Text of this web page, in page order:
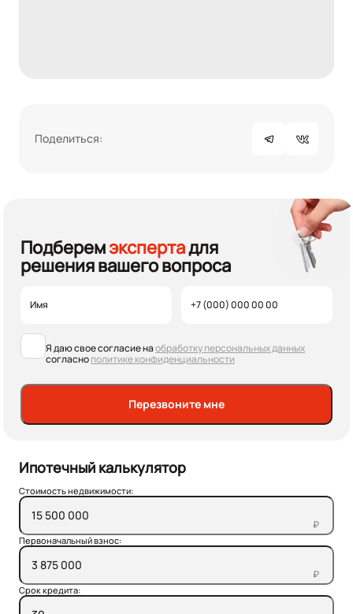
Поделиться:
Подберемэкспертадля
решения вашего вопроса
Я даю свое согласие наобработку персональных данных
согласнополитике конфиденциальности
Перезвоните мне
Ипотечный калькулятор
Стоимость недвижимости:
₽
Первоначальный взнос:
₽
Срок кредита: